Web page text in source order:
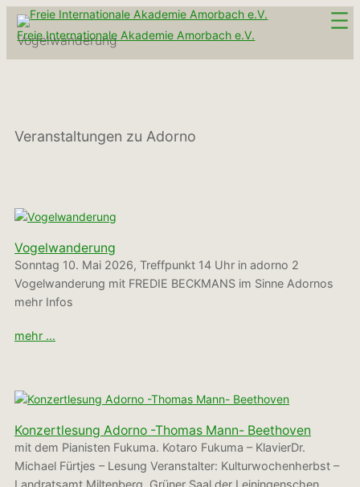
Zum
Inhalt
springen
Vogelwanderung
Freie Internationale Akademie Amorbach e.V.
Veranstaltungen zu Adorno
Vogelwanderung
Sonntag 10. Mai 2026, Treffpunkt 14 Uhr in adorno 2
Vogelwanderung mit FREDIE BECKMANS im Sinne Adornos
mehr Infos
mehr …
Konzertlesung Adorno -Thomas Mann- Beethoven
mit dem Pianisten Fukuma. Kotaro Fukuma – KlavierDr.
Michael Fürtjes – Lesung Veranstalter: Kulturwochenherbst –
Landratsamt Miltenberg, Grüner Saal der Leiningenschen